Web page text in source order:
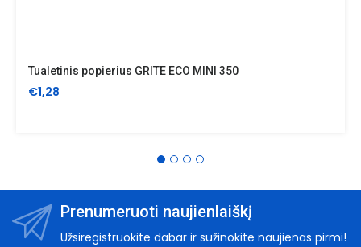
Tualetinis popierius GRITE ECO MINI 350
€1,28
Prenumeruoti naujienlaiškį
Užsiregistruokite dabar ir sužinokite naujienas pirmi!